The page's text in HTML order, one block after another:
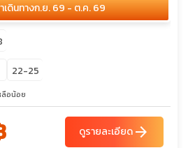
เดินทางก.ย. 69 - ต.ค. 69
22-25
ลือน้อย
ดูรายละเอียดarrow_forward